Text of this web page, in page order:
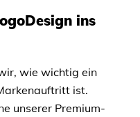
ins
wie wichtig ein
ist.
unserer Premium-